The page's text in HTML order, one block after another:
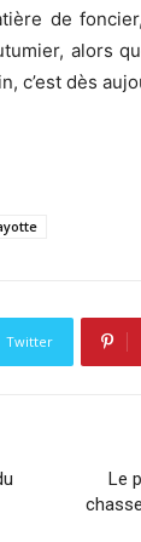
de
alors
c’est dès
Twitter
Le